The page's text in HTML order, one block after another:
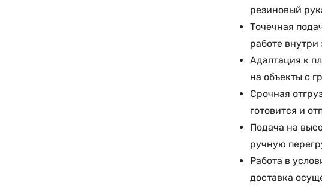
резиновый
Точечная
работе
Адаптация к
на объекты с
Срочная
готовится и
Подача на
ручную
Работа в
доставка